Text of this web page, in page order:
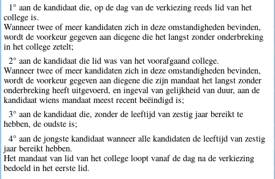
1° aan de kandidaat die, op de dag van de verkiezing reeds lid van het
college is.
Wanneer twee of meer kandidaten zich in deze omstandigheden bevinden,
wordt de voorkeur gegeven aan diegene die het langst zonder onderbreking
in het college zetelt;
2° aan de kandidaat die lid was van het voorafgaand college.
Wanneer twee of meer kandidaten zich in deze omstandigheden bevinden,
wordt de voorkeur gegeven aan diegene die zijn mandaat het langst zonder
onderbreking heeft uitgevoerd, en ingeval van gelijkheid van duur, aan de
kandidaat wiens mandaat meest recent beëindigd is;
3° aan de kandidaat die, zonder de leeftijd van zestig jaar bereikt te
hebben, de oudste is;
4° aan de jongste kandidaat wanneer alle kandidaten de leeftijd van zestig
jaar bereikt hebben.
Het mandaat van lid van het college loopt vanaf de dag na de verkiezing
bedoeld in het eerste lid.